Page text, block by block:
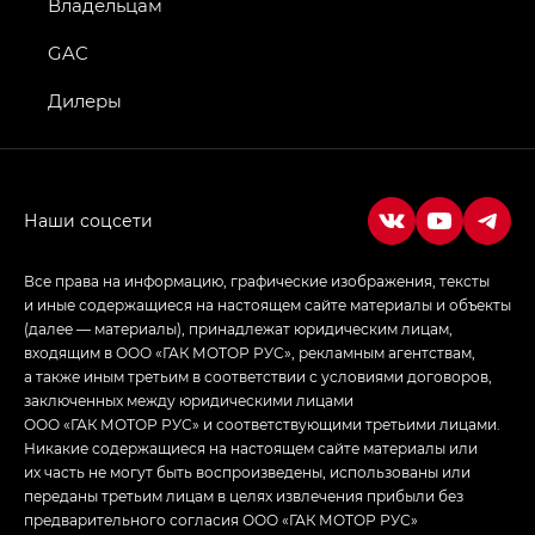
привод — GB AWD, Джи Эль Полный привод —
Джи Ти — GT, Джи Икс — GX,
Empow — Эмпау (Empow) в комплектации
в спортивном стиле — GL(S-Style)
Владельцам
GAC
Дилеры
Все права на информацию, графические изображения, тексты
и иные содержащиеся на настоящем сайте материалы и объекты
(далее — материалы), принадлежат юридическим лицам,
входящим в ООО «ГАК МОТОР РУС», рекламным агентствам,
а также иным третьим в соответствии с условиями договоров,
заключенных между юридическими лицами
ООО «ГАК МОТОР РУС» и соответствующими третьими лицами.
Никакие содержащиеся на настоящем сайте материалы или
их часть не могут быть воспроизведены, использованы или
переданы третьим лицам в целях извлечения прибыли без
предварительного согласия ООО «ГАК МОТОР РУС»